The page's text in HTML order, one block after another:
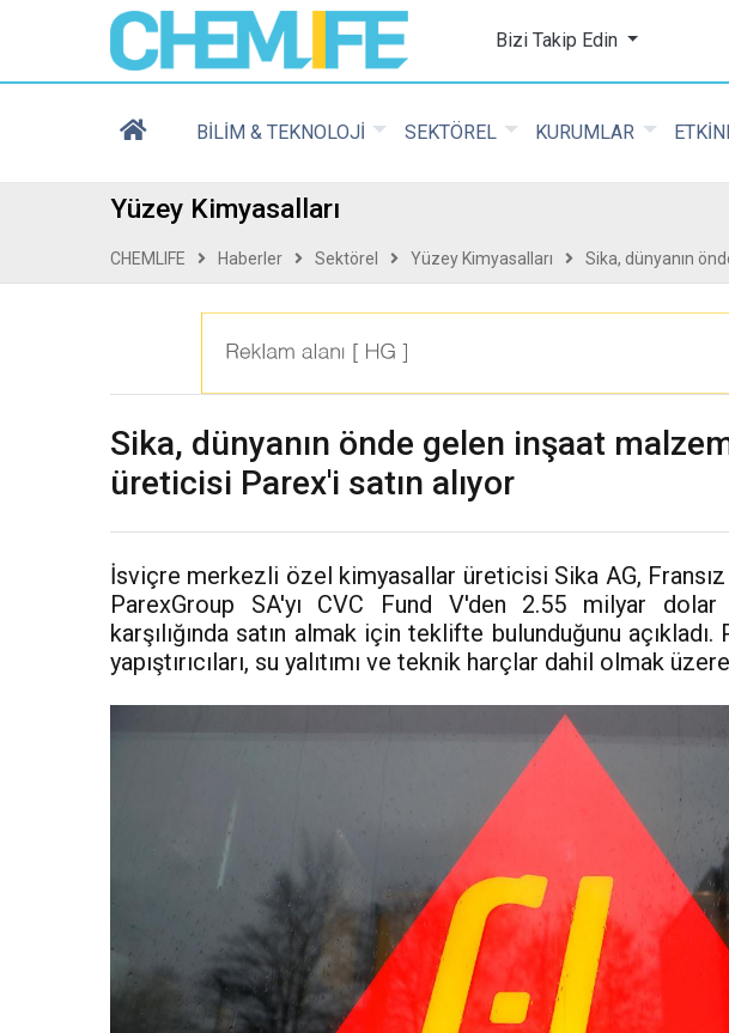
Chemlife - Basılı ve Dijital
Bizi Takip Edin
BİLİM & TEKNOLOJİ SEKTÖREL KURUMLAR
Yüzey Kimyasalları
CHEMLIFE Haberler Sektörel Yüzey Kimyasalları Sika, dünyanın
Sika, dünyanın önde gelen inşaat
üreticisi Parex'i satın alıyor
İsviçre merkezli özel kimyasallar üreticisi Sika AG,
ParexGroup SA'yı CVC Fund V'den 2.55 milyar
karşılığında satın almak için teklifte bulunduğunu
yapıştırıcıları, su yalıtımı ve teknik harçlar dahil olmak